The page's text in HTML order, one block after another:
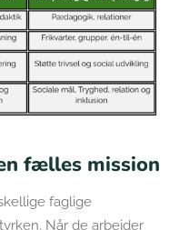
fælles mission
faglige
Når de arbejder